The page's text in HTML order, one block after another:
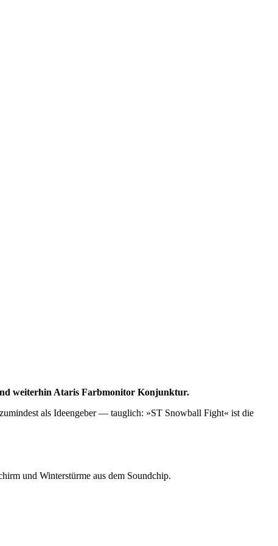
weiterhin Ataris Farbmonitor Konjunktur.
als Ideengeber — tauglich: »ST Snowball Fight« ist die
und Winterstürme aus dem Soundchip.